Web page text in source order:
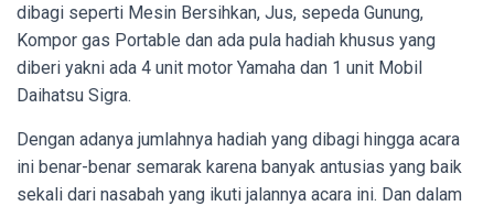
dibagi seperti Mesin Bersihkan, Jus, sepeda Gunung,
Kompor gas Portable dan ada pula hadiah khusus yang
diberi yakni ada 4 unit motor Yamaha dan 1 unit Mobil
Daihatsu Sigra.
Dengan adanya jumlahnya hadiah yang dibagi hingga acara
ini benar-benar semarak karena banyak antusias yang baik
sekali dari nasabah yang ikuti jalannya acara ini. Dan dalam